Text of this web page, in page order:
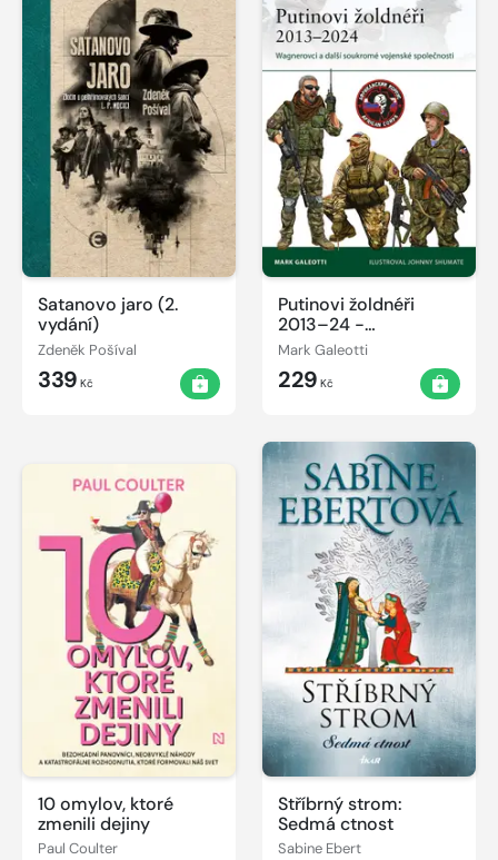
Satanovo jaro (2.
vydání)
Zdeněk Pošíval
339 Kč
Putinovi žoldnéři
2013–24 -
Wagnerova skupina a
další ruské soukromé
vojenské společnosti
Mark Galeotti
229 Kč
10 omylov, ktoré
zmenili dejiny
Paul Coulter
Stříbrný strom:
Sedmá ctnost
Sabine Ebert